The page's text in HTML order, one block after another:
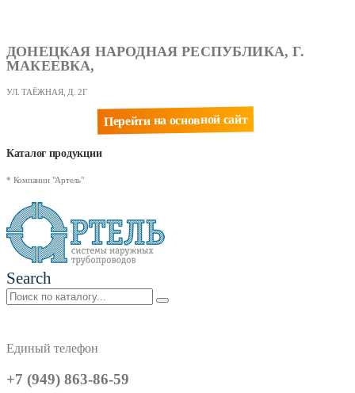
ДОНЕЦКАЯ НАРОДНАЯ РЕСПУБЛИКА, Г.
МАКЕЕВКА,
УЛ. ТАЁЖНАЯ, Д. 2Г
Перейти на основной сайт
Каталог продукции
* Компании "Артель"
Search
Единый телефон
+7 (949) 863-86-59